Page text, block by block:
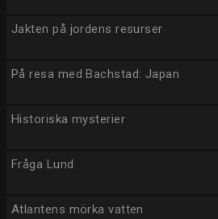
Jakten på jordens resurser
På resa med Bachstad: Japan
Historiska mysterier
Fråga Lund
Atlantens mörka vatten